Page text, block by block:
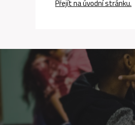
Přejít na úvodní stránku.